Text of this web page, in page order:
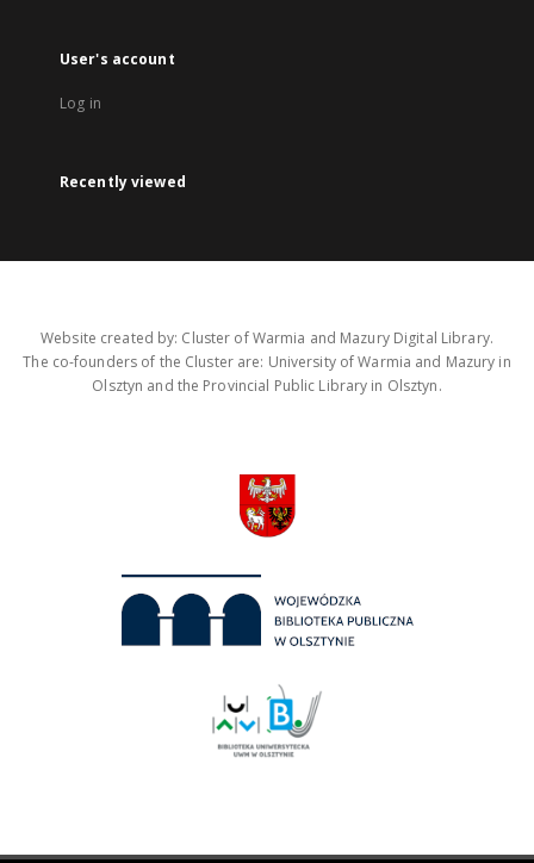
User's account
Log in
Recently viewed
Website created by: Cluster of Warmia and Mazury Digital Library.
The co-founders of the Cluster are: University of Warmia and Mazury in
Olsztyn and the Provincial Public Library in Olsztyn.